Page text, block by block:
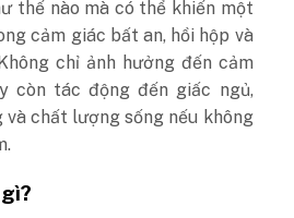
thế nào mà có thể khiến một
cảm giác bất an, hồi hộp và
chỉ ảnh hưởng đến cảm
còn tác động đến giấc ngủ,
chất lượng sống nếu không